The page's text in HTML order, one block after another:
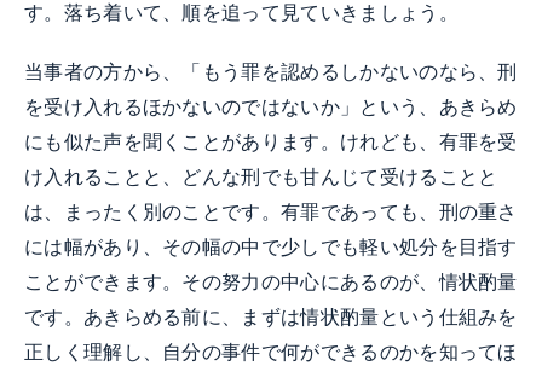
す。落ち着いて、順を追って見ていきましょう。
当事者の方から、「もう罪を認めるしかないのなら、刑
を受け入れるほかないのではないか」という、あきらめ
にも似た声を聞くことがあります。けれども、有罪を受
け入れることと、どんな刑でも甘んじて受けることと
は、まったく別のことです。有罪であっても、刑の重さ
には幅があり、その幅の中で少しでも軽い処分を目指す
ことができます。その努力の中心にあるのが、情状酌量
です。あきらめる前に、まずは情状酌量という仕組みを
正しく理解し、自分の事件で何ができるのかを知ってほ